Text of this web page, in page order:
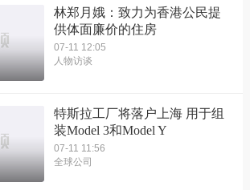
林郑月娥：致力为香港公民提
供体面廉价的住房
07-11 12:05
人物访谈
特斯拉工厂将落户上海 用于组
装Model 3和Model Y
07-11 11:56
全球公司